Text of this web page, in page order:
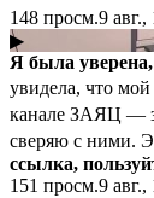
148 просм.9 авг.,
▶
Я была
увидела, что мой
канале ЗАЯЦ —
сверяю с ними.
ссылка,
151 просм.9 авг.,